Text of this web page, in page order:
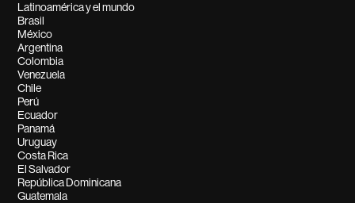
Latinoamérica y el mundo
Brasil
México
Argentina
Colombia
Venezuela
Chile
Perú
Ecuador
Panamá
Uruguay
Costa Rica
El Salvador
República Dominicana
Guatemala